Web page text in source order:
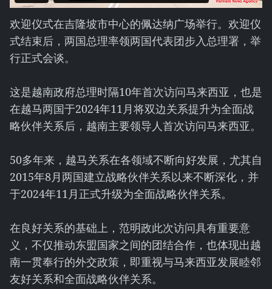
欢迎仪式在吉隆坡市中心的佩达纳广场举行。欢迎仪
式结束后，两国总理率领两国代表团步入总理署，举
行正式会谈。
这是越南政府总理时隔10年首次访问马来西亚，也是
在越马两国于2024年11月将双边关系提升为全面战
略伙伴关系后，越南主要领导人首次访问马来西亚。
50多年来，越马关系在各领域不断向好发展，尤其自
2015年8月两国建立战略伙伴关系以来不断深化，并
于2024年11月正式升级为全面战略伙伴关系。
在良好关系的基础上，范明政此次访问具有重要意
义，不仅推动东盟国家之间的团结合作，也体现出越
南一贯奉行的外交政策，即重视与马来西亚发展睦邻
友好关系和全面战略伙伴关系。